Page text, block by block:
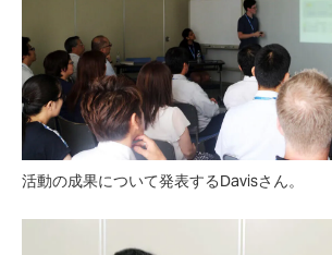
活動の成果について発表するDavisさん。